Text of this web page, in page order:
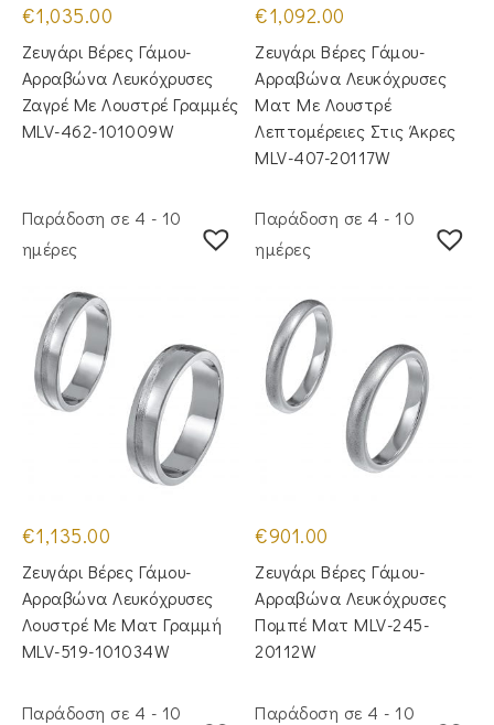
€1,035.00
Ζευγάρι Βέρες Γάμου-
Αρραβώνα Λευκόχρυσες
Ζαγρέ Με Λουστρέ Γραμμές
MLV-462-101009W
€1,092.00
Ζευγάρι Βέρες Γάμου-
Αρραβώνα Λευκόχρυσες
Ματ Με Λουστρέ
Λεπτομέρειες Στις Άκρες
MLV-407-20117W
Παράδοση σε 4 - 10
ημέρες
€1,135.00
Ζευγάρι Βέρες Γάμου-
Αρραβώνα Λευκόχρυσες
Λουστρέ Με Ματ Γραμμή
MLV-519-101034W
Παράδοση σε 4 - 10
ημέρες
€901.00
Ζευγάρι Βέρες Γάμου-
Αρραβώνα Λευκόχρυσες
Πομπέ Ματ MLV-245-
20112W
Παράδοση σε 4 - 10
Παράδοση σε 4 - 10